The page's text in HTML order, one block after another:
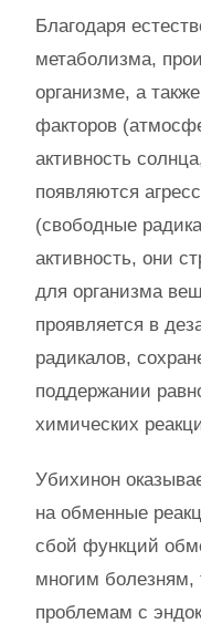
Благодаря
метаболизма,
организме, а
факторов
активность
появляются
(свободные
активность, они
для организма
проявляется в
радикалов,
поддержании
химических
Убихинон
на обменные
сбой функций
многим болезням,
проблемам с